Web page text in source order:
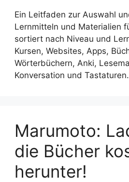
Ein Leitfaden zur Auswahl
Lernmitteln und Materialien
sortiert nach Niveau und
Kursen, Websites, Apps,
Wörterbüchern, Anki,
Konversation und Tastaturen.
Marumoto:
die Bücher
herunter!